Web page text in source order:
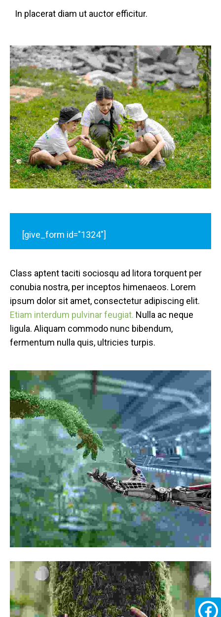
In placerat diam ut auctor efficitur.
[give_form id="1324"]
Class aptent taciti sociosqu ad litora torquent per
conubia nostra, per inceptos himenaeos. Lorem
ipsum dolor sit amet, consectetur adipiscing elit.
Etiam interdum pulvinar feugiat. Nulla ac neque
ligula. Aliquam commodo nunc bibendum,
fermentum nulla quis, ultricies turpis.